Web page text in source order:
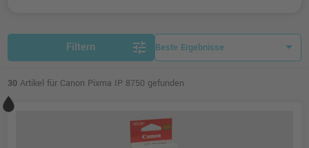
Filtern tune
30 Artikel für Canon Pixma IP 8750 gefunden